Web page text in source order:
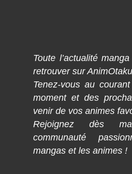
Toute l’actualité
retrouver sur
Tenez-vous au
moment et des
venir de vos animes
Rejoignez dès
communauté
mangas et les animes !